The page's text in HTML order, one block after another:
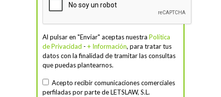
Al pulsar en "Enviar" aceptas nuestra Política
de Privacidad - + Información, para tratar tus
datos con la finalidad de tramitar las consultas
que puedas plantearnos.
Acepto recibir comunicaciones comerciales
perfiladas por parte de LETSLAW, S.L.